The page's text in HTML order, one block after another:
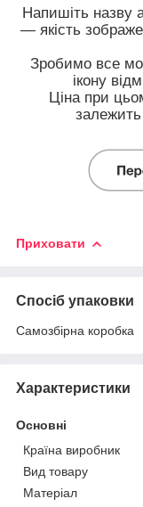
Напишіть назву
— якість
Зробимо все
ікону
Ціна при
Приховати
Спосіб упаковки
Самозбірна коробка
Характеристики
Основні
Країна виробник
Вид товару
Матеріал